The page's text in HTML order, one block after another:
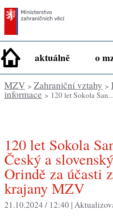
aktuálně o
MZV> Zahraniční vztahy >
informace > 120 let Sokola San...
120 let Sokola San Francisco a
Český a
Orindě za účasti
krajany MZV
21.10.2024 / 12:40 |